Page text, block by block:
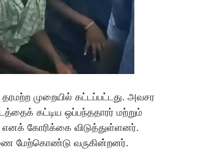
முறையில் கட்டப்பட்டது. அவசர
கட்டிய ஒப்பந்ததாரர் மற்றும்
எனக் கோரிக்கை விடுத்துள்ளனர்.
மேற்கொண்டு வருகின்றனர்.